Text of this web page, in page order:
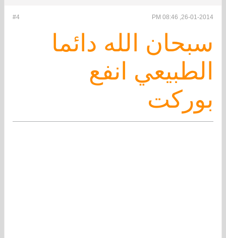
#4 26-01-2014, 08:46 PM
سبحان الله دائما
الطبيعي انفع
بوركت